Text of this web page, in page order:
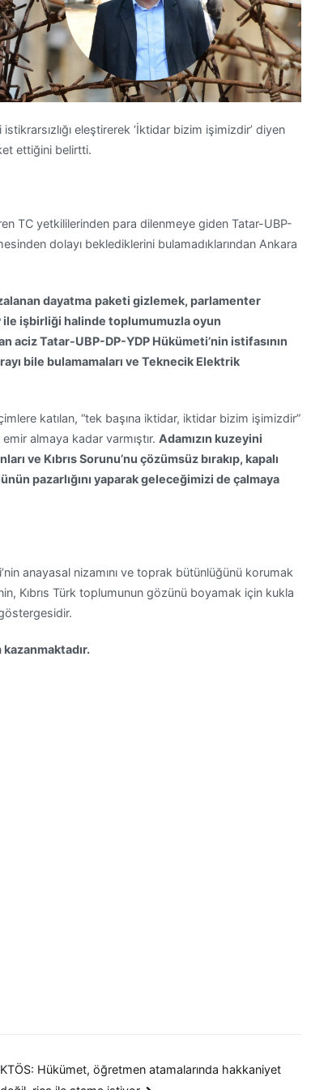
eleştirerek ‘İktidar bizim işimizdir’ diyen
ettiğini belirtti.
TC yetkililerinden para dilenmeye giden Tatar-UBP-
dolayı beklediklerini bulamadıklarından Ankara
dayatma paketi gizlemek, parlamenter
ile işbirliği halinde toplumumuzla oyun
aciz Tatar-UBP-DP-YDP Hükümeti’nin istifasının
bile bulamamaları ve Teknecik Elektrik
katılan, “tek başına iktidar, iktidar bizim işimizdir”
almaya kadar varmıştır. Adamızın kuzeyini
ve Kıbrıs Sorunu’nu çözümsüz bırakıp, kapalı
pazarlığını yaparak geleceğimizi de çalmaya
anayasal nizamını ve toprak bütünlüğünü korumak
Kıbrıs Türk toplumunun gözünü boyamak için kukla
KTÖS: Hükümet, öğretmen atamalarında hakkaniyet